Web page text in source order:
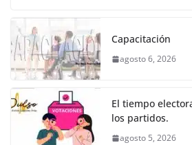
k
c
e
b
o
o
k
itt
er s
A
p
e
n
er
Capacitación
agosto 6, 2026
El tiempo
los partidos.
agosto 5, 2026